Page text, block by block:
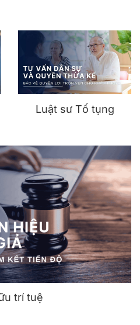
Luật sư Tố tụng
trí tuệ